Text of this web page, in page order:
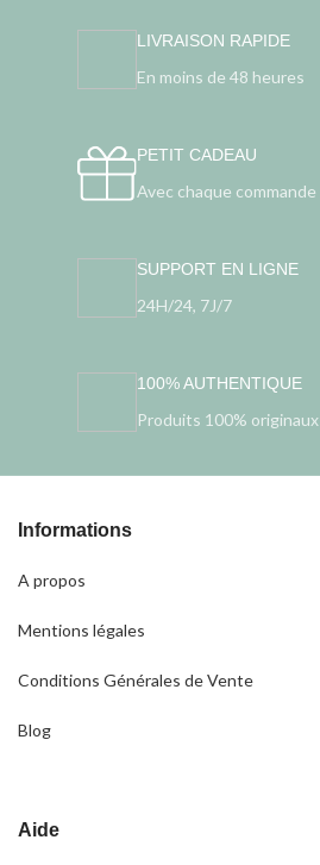
LIVRAISON RAPIDE
En moins de 48 heures
PETIT CADEAU
Avec chaque commande
SUPPORT EN LIGNE
24H/24, 7J/7
100% AUTHENTIQUE
Produits 100% originaux
Informations
A propos
Mentions légales
Conditions Générales de Vente
Blog
Aide